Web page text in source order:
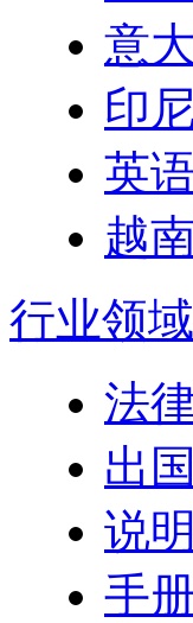
意
印
英
越
行业领域
法
出
说
手